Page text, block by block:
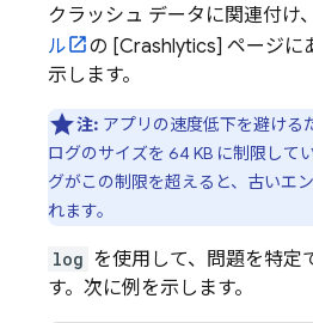
クラッシュ データに関連付け、
ル
の [Crashlytics] ページに
示します。
注: アプリの速度低下を避ける
ログのサイズを 64 KB に制限して
グがこの制限を超えると、古いエ
れます。
log を使用して、問題を特定
す。次に例を示します。